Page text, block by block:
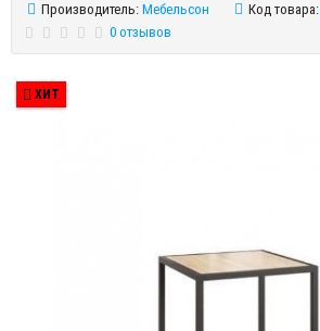
Производитель: Мебельсон Код товара:
0 отзывов
ХИТ